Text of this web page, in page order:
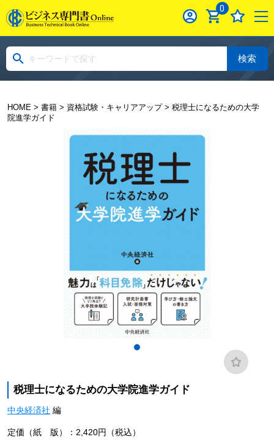
0
検索
HOME> 書籍> 資格試験・キャリアアップ> 税理士になるための大学
院進学ガイド
税理士になるための大学院進学ガイド
中央経済社 編
定価（紙 版）：2,420円（税込）